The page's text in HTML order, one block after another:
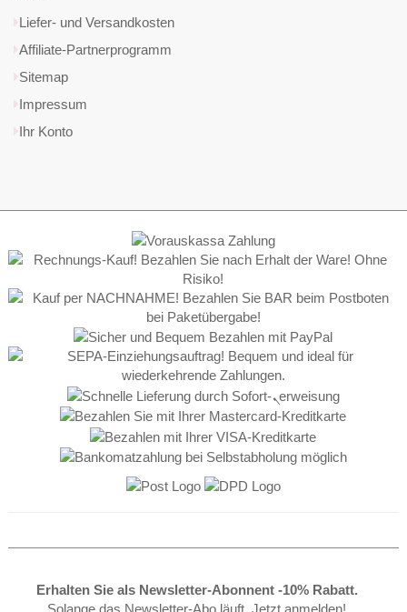
Liefer- und Versandkosten
Affiliate-Partnerprogramm
Sitemap
Impressum
Ihr Konto
Erhalten Sie als Newsletter-Abonnent -10% Rabatt.
Solange das Newsletter-Abo läuft. Jetzt anmelden!